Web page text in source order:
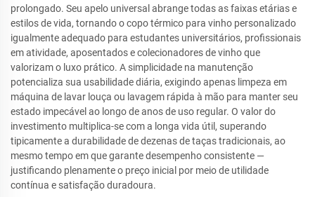
prolongado. Seu apelo universal abrange todas as faixas etárias e
estilos de vida, tornando o copo térmico para vinho personalizado
igualmente adequado para estudantes universitários, profissionais
em atividade, aposentados e colecionadores de vinho que
valorizam o luxo prático. A simplicidade na manutenção
potencializa sua usabilidade diária, exigindo apenas limpeza em
máquina de lavar louça ou lavagem rápida à mão para manter seu
estado impecável ao longo de anos de uso regular. O valor do
investimento multiplica-se com a longa vida útil, superando
tipicamente a durabilidade de dezenas de taças tradicionais, ao
mesmo tempo em que garante desempenho consistente —
justificando plenamente o preço inicial por meio de utilidade
contínua e satisfação duradoura.